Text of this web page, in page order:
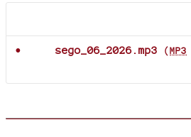
sego_06_2026.mp3 (MP3